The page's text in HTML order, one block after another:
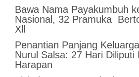
Bawa Nama Payakumbuh
Nasional, 32 Pramuka
Xll
Penantian Panjang
Nurul Salsa: 27 Hari Diliputi
Harapan